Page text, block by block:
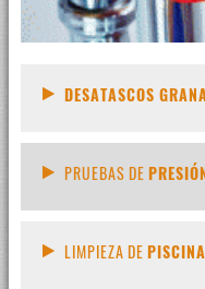
DESATASCOS
PRUEBAS DE
LIMPIEZA DE